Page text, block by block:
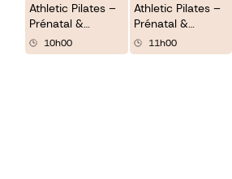
Athletic Pilates –
Prénatal &
Postnatal
MOVIDA
10h00
Athletic Pilates –
Prénatal &
Postnatal
11h00